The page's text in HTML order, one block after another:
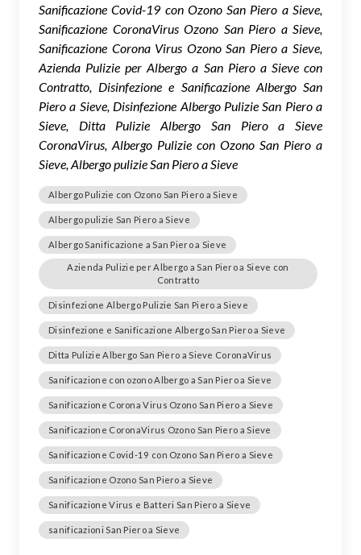
Sanificazione Covid-19 con Ozono San Piero a Sieve,
Sanificazione CoronaVirus Ozono San Piero a Sieve,
Sanificazione Corona Virus Ozono San Piero a Sieve,
Azienda Pulizie per Albergo a San Piero a Sieve con
Contratto, Disinfezione e Sanificazione Albergo San
Piero a Sieve, Disinfezione Albergo Pulizie San Piero a
Sieve, Ditta Pulizie Albergo San Piero a Sieve
CoronaVirus, Albergo Pulizie con Ozono San Piero a
Sieve, Albergo pulizie San Piero a Sieve
Albergo Pulizie con Ozono San Piero a Sieve
Albergo pulizie San Piero a Sieve
Albergo Sanificazione a San Piero a Sieve
Azienda Pulizie per Albergo a San Piero a Sieve con
Contratto
Disinfezione Albergo Pulizie San Piero a Sieve
Disinfezione e Sanificazione Albergo San Piero a Sieve
Ditta Pulizie Albergo San Piero a Sieve CoronaVirus
Sanificazione con ozono Albergo a San Piero a Sieve
Sanificazione Corona Virus Ozono San Piero a Sieve
Sanificazione CoronaVirus Ozono San Piero a Sieve
Sanificazione Covid-19 con Ozono San Piero a Sieve
Sanificazione Ozono San Piero a Sieve
Sanificazione Virus e Batteri San Piero a Sieve
sanificazioni San Piero a Sieve